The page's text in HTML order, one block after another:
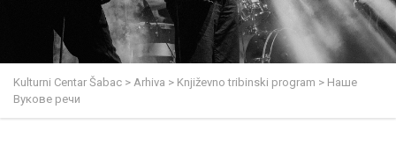
Kulturni Centar Šabac > Arhiva > Književno tribinski program > Наше
Вукове речи